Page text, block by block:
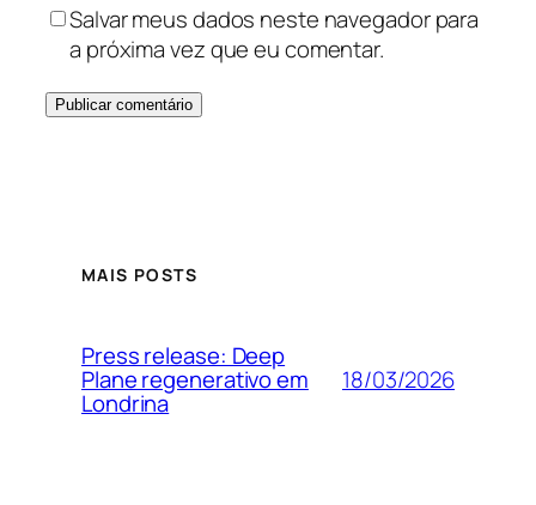
Salvar meus dados neste navegador para
a próxima vez que eu comentar.
MAIS POSTS
Press release: Deep
Plane regenerativo em
Londrina
18/03/2026